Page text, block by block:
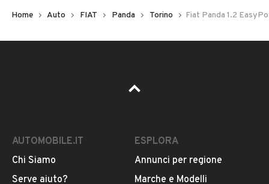
Pubblicità
Home Auto FIAT Panda Torino Fiat Panda 1.2
AUTOMOBILE.IT
Chi Siamo
Serve aiuto?
ESPLORA
Annunci per regione
Marche e Modelli